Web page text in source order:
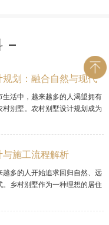
规划：融合自然与现代
生活中，越来越多的人渴望拥有
村别墅。农村别墅设计规划成为
与施工流程解析
越多的人开始追求回归自然、远
。乡村别墅作为一种理想的居住